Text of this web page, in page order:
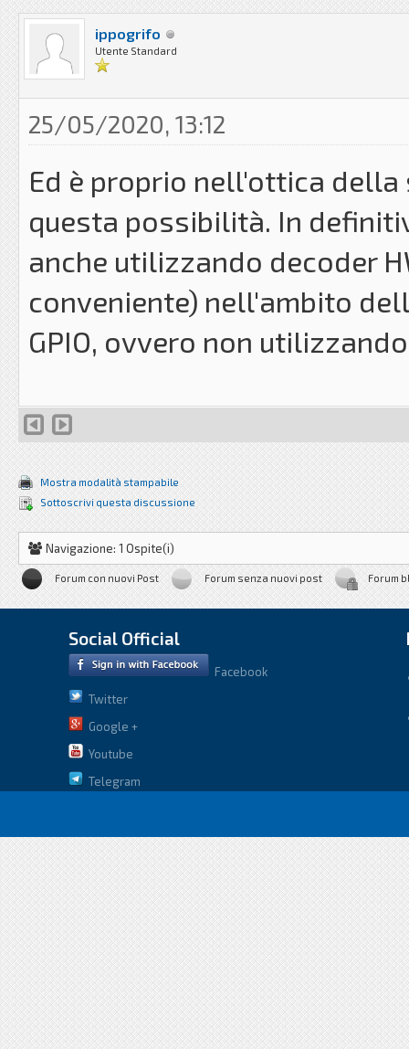
ippogrifo
Utente Standard
25/05/2020, 13:12
Ed è proprio nell'ottica
questa possibilità. In
anche utilizzando decoder
conveniente) nell'ambito
GPIO, ovvero non
Mostra modalità stampabile
Sottoscrivi questa discussione
Navigazione: 1 Ospite(i)
Forum con nuovi Post Forum senza nuovi post Forum
Social Official
Facebook
Twitter
Google +
Youtube
Telegram